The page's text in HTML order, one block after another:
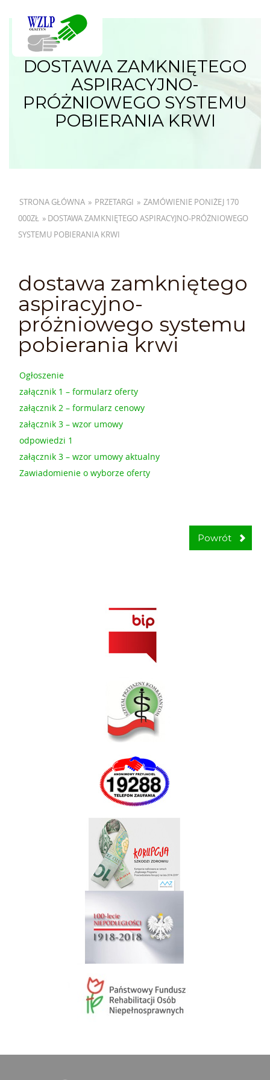
DOSTAWA ZAMKNIĘTEGO
ASPIRACYJNO-
PRÓŻNIOWEGO SYSTEMU
POBIERANIA KRWI
STRONA GŁÓWNA » PRZETARGI » ZAMÓWIENIE PONIŻEJ 170
000ZŁ » DOSTAWA ZAMKNIĘTEGO ASPIRACYJNO-PRÓŻNIOWEGO
SYSTEMU POBIERANIA KRWI
dostawa zamkniętego
aspiracyjno-
próżniowego systemu
pobierania krwi
Ogłoszenie
załącznik 1 – formularz oferty
załącznik 2 – formularz cenowy
załącznik 3 – wzor umowy
odpowiedzi 1
załącznik 3 – wzor umowy aktualny
Zawiadomienie o wyborze oferty
Powrót